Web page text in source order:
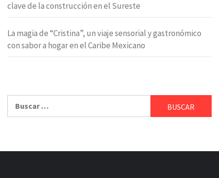
clave de la construcción en el Sureste
La magia de “Cristina”, un viaje sensorial y gastronómico
con sabor a hogar en el Caribe Mexicano